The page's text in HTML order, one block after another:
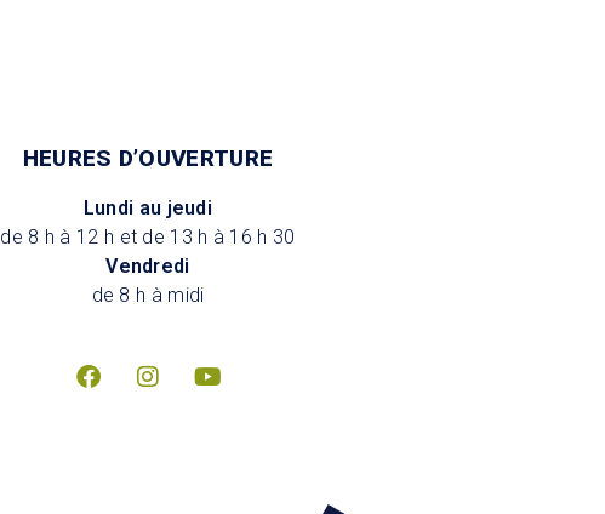
HEURES D’OUVERTURE
Lundi au jeudi
de 8 h à 12 h et de 13 h à 16 h 30
Vendredi
de 8 h à midi